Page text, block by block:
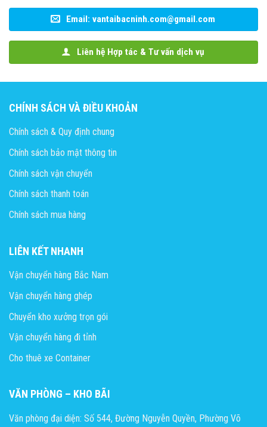
Email: vantaibacninh.com@gmail.com
Liên hệ Hợp tác & Tư vấn dịch vụ
CHÍNH SÁCH VÀ ĐIỀU KHOẢN
Chính sách & Quy định chung
Chính sách bảo mật thông tin
Chính sách vận chuyển
Chính sách thanh toán
Chính sách mua hàng
LIÊN KẾT NHANH
Vận chuyển hàng Bắc Nam
Vận chuyển hàng ghép
Chuyển kho xưởng trọn gói
Vận chuyển hàng đi tỉnh
Cho thuê xe Container
VĂN PHÒNG – KHO BÃI
Văn phòng đại diện: Số 544, Đường Nguyễn Quyền, Phường Võ